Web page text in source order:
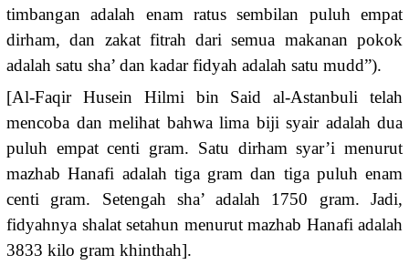
timbangan adalah enam ratus sembilan puluh empat
dirham, dan zakat fitrah dari semua makanan pokok
adalah satu sha’ dan kadar fidyah adalah satu mudd”).
[Al-Faqir Husein Hilmi bin Said al-Astanbuli telah
mencoba dan melihat bahwa lima biji syair adalah dua
puluh empat centi gram. Satu dirham syar’i menurut
mazhab Hanafi adalah tiga gram dan tiga puluh enam
centi gram. Setengah sha’ adalah 1750 gram. Jadi,
fidyahnya shalat setahun menurut mazhab Hanafi adalah
3833 kilo gram khinthah].